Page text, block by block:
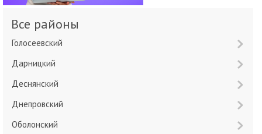
Все районы
Голосеевский
Дарницкий
Деснянский
Днепровский
Оболонский